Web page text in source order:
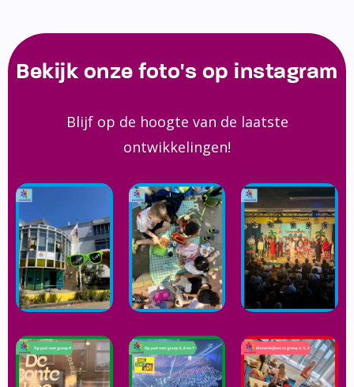
Bekijk onze foto's op instagram
Blijf op de hoogte van de laatste
ontwikkelingen!